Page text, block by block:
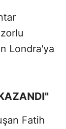
Londra'ya
Fatih